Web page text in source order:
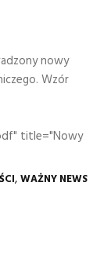
nowy
Wzór
title="Nowy
,WAŻNY NEWS